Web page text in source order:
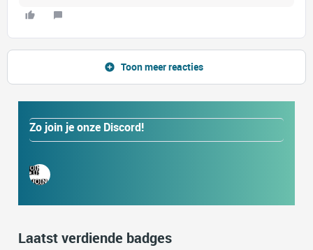
Toon meer reacties
Zo join je onze Discord!
Laatst verdiende badges